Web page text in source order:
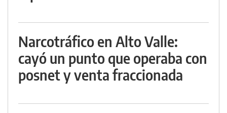
Narcotráfico en Alto Valle:
cayó un punto que operaba con
posnet y venta fraccionada